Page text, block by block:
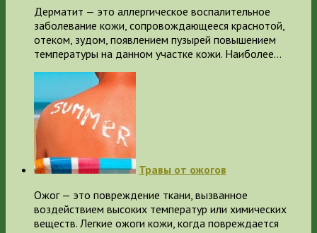
Дерматит — это аллергическое воспалительное
заболевание кожи, сопровождающееся краснотой,
отеком, зудом, появлением пузырей повышением
температуры на данном участке кожи. Наиболее…
Травы от ожогов
Ожог — это повреждение ткани, вызванное
воздействием высоких температур или химических
веществ. Легкие ожоги кожи, когда повреждается